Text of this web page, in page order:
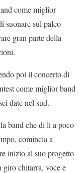
come miglior
suonare sul palco
gran parte della
poi il concerto di
come miglior band
date nel sud.
band che di lì a poco
comincia a
inizio al suo progetto
giro chitarra, voce e